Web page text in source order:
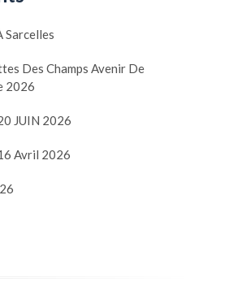
Sarcelles
Des Champs Avenir De
2026
JUIN 2026
Avril 2026